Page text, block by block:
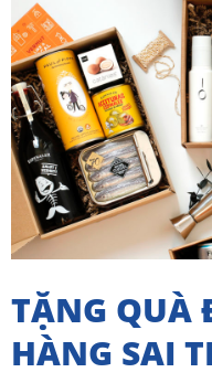
TẶNG QUÀ
HÀNG SAI